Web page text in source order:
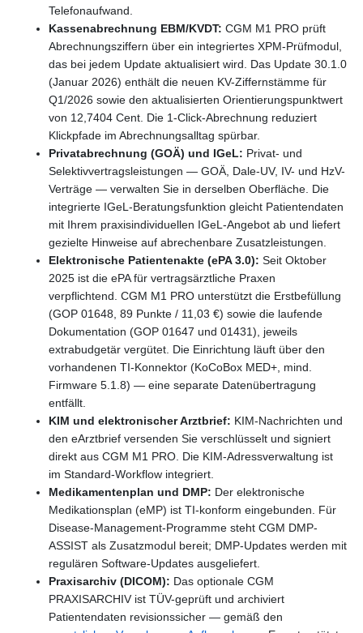
Telefonaufwand.
Kassenabrechnung EBM/KVDT: CGM M1 PRO prüft
Abrechnungsziffern über ein integriertes XPM-Prüfmodul,
das bei jedem Update aktualisiert wird. Das Update 30.1.0
(Januar 2026) enthält die neuen KV-Ziffernstämme für
Q1/2026 sowie den aktualisierten Orientierungspunktwert
von 12,7404 Cent. Die 1-Click-Abrechnung reduziert
Klickpfade im Abrechnungsalltag spürbar.
Privatabrechnung (GOÄ) und IGeL: Privat- und
Selektivvertragsleistungen — GOÄ, Dale-UV, IV- und HzV-
Verträge — verwalten Sie in derselben Oberfläche. Die
integrierte IGeL-Beratungsfunktion gleicht Patientendaten
mit Ihrem praxisindividuellen IGeL-Angebot ab und liefert
gezielte Hinweise auf abrechenbare Zusatzleistungen.
Elektronische Patientenakte (ePA 3.0): Seit Oktober
2025 ist die ePA für vertragsärztliche Praxen
verpflichtend. CGM M1 PRO unterstützt die Erstbefüllung
(GOP 01648, 89 Punkte / 11,03 €) sowie die laufende
Dokumentation (GOP 01647 und 01431), jeweils
extrabudgetär vergütet. Die Einrichtung läuft über den
vorhandenen TI-Konnektor (KoCoBox MED+, mind.
Firmware 5.1.8) — eine separate Datenübertragung
entfällt.
KIM und elektronischer Arztbrief: KIM-Nachrichten und
den eArztbrief versenden Sie verschlüsselt und signiert
direkt aus CGM M1 PRO. Die KIM-Adressverwaltung ist
im Standard-Workflow integriert.
Medikamentenplan und DMP: Der elektronische
Medikationsplan (eMP) ist TI-konform eingebunden. Für
Disease-Management-Programme steht CGM DMP-
ASSIST als Zusatzmodul bereit; DMP-Updates werden mit
regulären Software-Updates ausgeliefert.
Praxisarchiv (DICOM): Das optionale CGM
PRAXISARCHIV ist TÜV-geprüft und archiviert
Patientendaten revisionssicher — gemäß den